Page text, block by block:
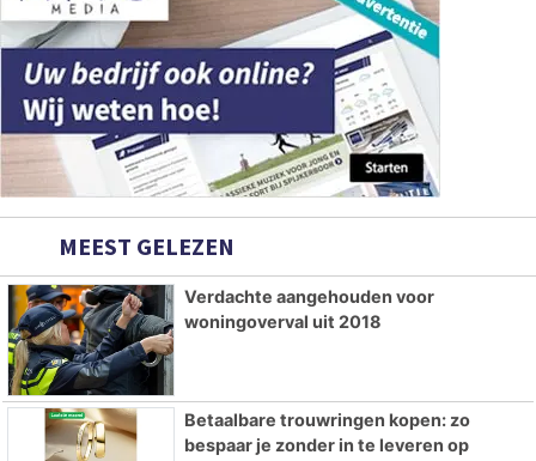
MEEST GELEZEN
Verdachte aangehouden voor
woningoverval uit 2018
Betaalbare trouwringen kopen: zo
bespaar je zonder in te leveren op